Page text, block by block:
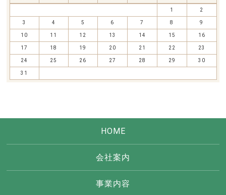
1 2
3 4 5 6 7 8 9
10 11 12 13 14 15 16
17 18 19 20 21 22 23
24 25 26 27 28 29 30
31
HOME
会社案内
事業内容